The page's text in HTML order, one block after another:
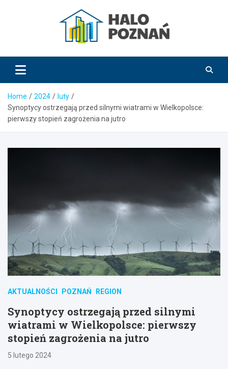
HaloPoznań.pl
Home 2024
luty
Synoptycy ostrzegają przed silnymi wiatrami w Wielkopolsce:
pierwszy stopień zagrożenia na jutro
AKTUALNOŚCI POZNAŃ REGION
Synoptycy ostrzegają przed silnymi
wiatrami w Wielkopolsce: pierwszy
stopień zagrożenia na jutro
5 lutego 2024